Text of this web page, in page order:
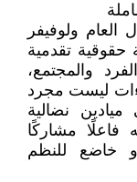
ولوفيفر
حقوقية تقدمية
والمجتمع،
ليست مجرد
نضالية
فاعلًا مشاركًا
خاضع للنظم